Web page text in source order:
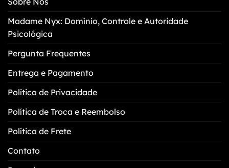
ser
na
página
produto
Madame Nyx: Domínio, Controle e Autoridade
Psicológica
Pergunta Frequentes
Entrega e Pagamento
Política de Privacidade
Política de Troca e Reembolso
Política de Frete
Contato